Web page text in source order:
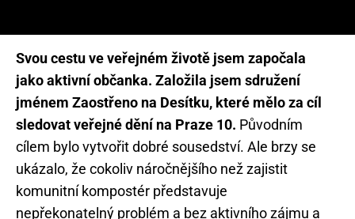
Svou cestu ve veřejném životě jsem započala
jako aktivní občanka. Založila jsem sdružení
jménem Zaostřeno na Desítku, které mělo za cíl
sledovat veřejné dění na Praze 10. Původním
cílem bylo vytvořit dobré sousedství. Ale brzy se
ukázalo, že cokoliv náročnějšího než zajistit
komunitní kompostér představuje
nepřekonatelný problém a bez aktivního zájmu a